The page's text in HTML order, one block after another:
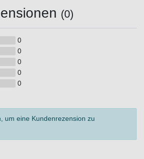
(0)
0
0
0
0
0
um eine Kundenrezension zu